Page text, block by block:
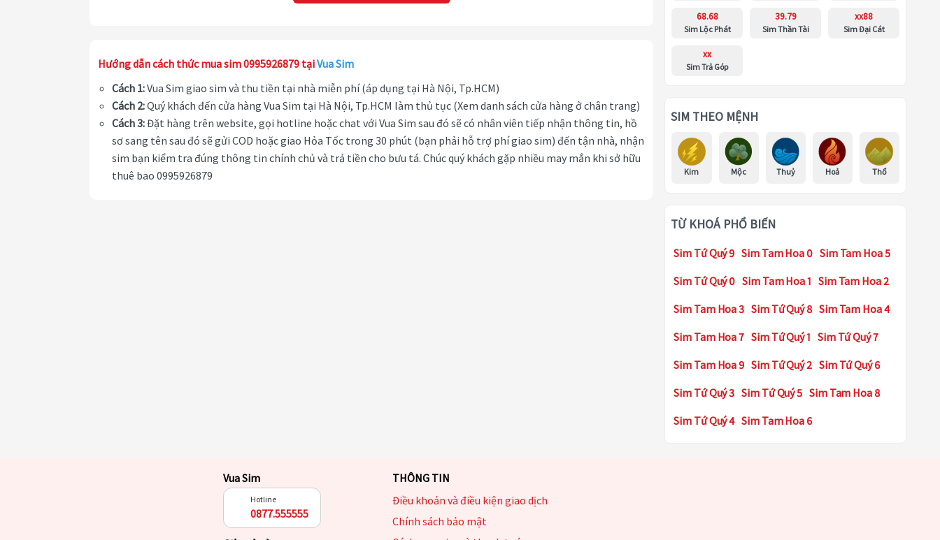
Hướng dẫn cách thức mua sim 0995926879 tạiVua Sim
Cách 1:Vua Sim giao sim và thu tiền tại nhà miễn phí (áp dụng tại Hà Nội, Tp.HCM)
Cách 2:Quý khách đến cửa hàng Vua Sim tại Hà Nội, Tp.HCM làm thủ tục (Xem danh sách cửa hàng ở chân trang)
Cách 3:Đặt hàng trên website, gọi hotline hoặc chat với Vua Sim sau đó sẽ có nhân viên tiếp nhận thông tin, hồ
sơ sang tên sau đó sẽ gửi COD hoặc giao Hỏa Tốc trong 30 phút (bạn phải hỗ trợ phí giao sim) đến tận nhà, nhận
sim bạn kiểm tra đúng thông tin chính chủ và trả tiền cho bưu tá. Chúc quý khách gặp nhiều may mắn khi sở hữu
thuê bao 0995926879
68.68
Sim Lộc Phát
39.79
Sim Thần Tài
xx88
Sim Đại Cát
xx
Sim Trả Góp
SIM THEO MỆNH
Kim Mộc Thuỷ Hoả Thổ
TỪ KHOÁ PHỔ BIẾN
Sim Tứ Quý 9 Sim Tam Hoa 0 Sim Tam Hoa 5
Sim Tứ Quý 0 Sim Tam Hoa 1 Sim Tam Hoa 2
Sim Tam Hoa 3 Sim Tứ Quý 8 Sim Tam Hoa 4
Sim Tam Hoa 7 Sim Tứ Quý 1 Sim Tứ Quý 7
Sim Tam Hoa 9 Sim Tứ Quý 2 Sim Tứ Quý 6
Sim Tứ Quý 3 Sim Tứ Quý 5 Sim Tam Hoa 8
Sim Tứ Quý 4 Sim Tam Hoa 6
Vua Sim
Hotline
0877.555555
THÔNG TIN
Điều khoản và điều kiện giao dịch
Chính sách bảo mật